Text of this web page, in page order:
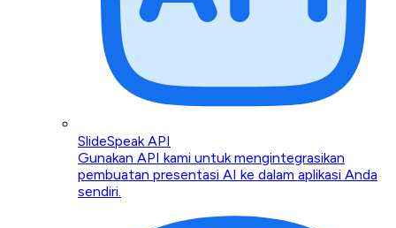
SlideSpeak API
Gunakan API kami untuk mengintegrasikan
pembuatan presentasi AI ke dalam aplikasi Anda
sendiri.